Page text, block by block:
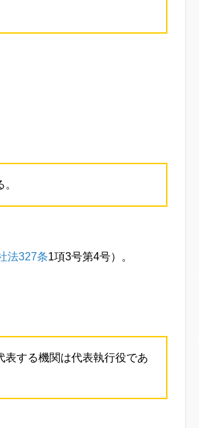
法327条1項3号第4号）。
表する機関は代表執行役であ